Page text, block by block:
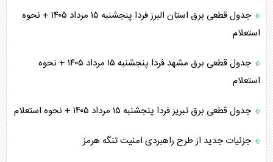
جدول قطعی برق استان البرز فردا پنجشنبه ۱۵ مرداد ۱۴۰۵ + نحوه
استعلام
جدول قطعی برق مشهد فردا پنجشنبه ۱۵ مرداد ۱۴۰۵ + نحوه
استعلام
جدول قطعی برق تبریز فردا پنجشنبه ۱۵ مرداد ۱۴۰۵ + نحوه استعلام
جزئیات جدید از طرح راهبردی امنیت تنگه هرمز